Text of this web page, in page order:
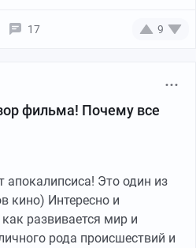
17 9
фильма! Почему все
апокалипсиса! Это один из
кино) Интересно и
развивается мир и
рода происшествий и